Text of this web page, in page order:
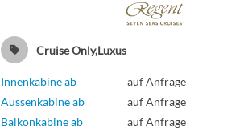
Cruise Only,Luxus
Innenkabine ab
auf Anfrage
Aussenkabine ab
auf Anfrage
Balkonkabine ab
auf Anfrage